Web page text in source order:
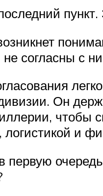
пункт.
не согласны с
Он
чтобы
логистикой и